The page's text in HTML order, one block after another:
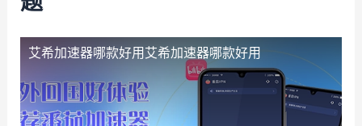
艾希加速器哪款好用 艾希加速器哪款好用